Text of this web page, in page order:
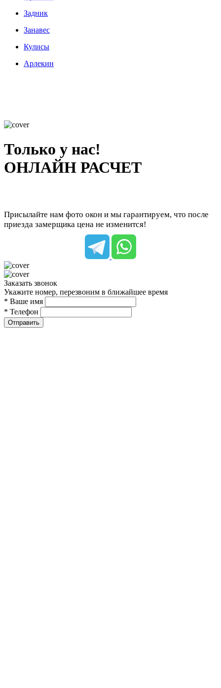
Задник
Занавес
Кулисы
Арлекин
Только у нас!
ОНЛАЙН РАСЧЕТ
Присылайте нам фото окон и мы гарантируем, что после
приезда замерщика цена не изменится!
Заказать звонок
Укажите номер, перезвоним в ближайшее время
* Ваше имя
* Телефон
Отправить